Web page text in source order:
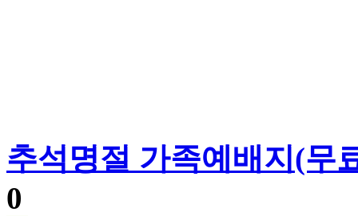
추석명절 가족예배지(무
0